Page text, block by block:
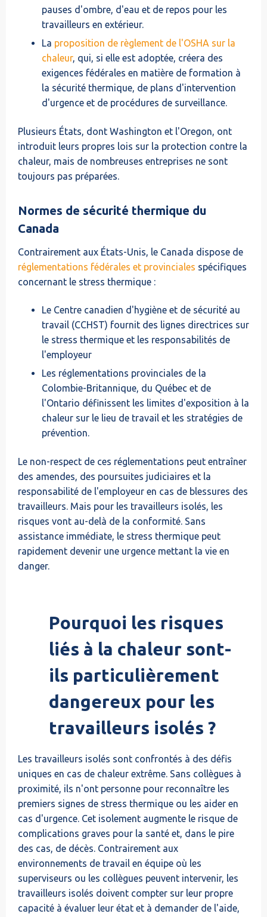
pauses d'ombre, d'eau et de repos pour les
travailleurs en extérieur.
La proposition de règlement de l'OSHA sur la
chaleur, qui, si elle est adoptée, créera des
exigences fédérales en matière de formation à
la sécurité thermique, de plans d'intervention
d'urgence et de procédures de surveillance.
Plusieurs États, dont Washington et l'Oregon, ont
introduit leurs propres lois sur la protection contre la
chaleur, mais de nombreuses entreprises ne sont
toujours pas préparées.
Normes de sécurité thermique du
Canada
Contrairement aux États-Unis, le Canada dispose de
réglementations fédérales et provinciales spécifiques
concernant le stress thermique :
Le Centre canadien d'hygiène et de sécurité au
travail (CCHST) fournit des lignes directrices sur
le stress thermique et les responsabilités de
l'employeur
Les réglementations provinciales de la
Colombie-Britannique, du Québec et de
l'Ontario définissent les limites d'exposition à la
chaleur sur le lieu de travail et les stratégies de
prévention.
Le non-respect de ces réglementations peut entraîner
des amendes, des poursuites judiciaires et la
responsabilité de l'employeur en cas de blessures des
travailleurs. Mais pour les travailleurs isolés, les
risques vont au-delà de la conformité. Sans
assistance immédiate, le stress thermique peut
rapidement devenir une urgence mettant la vie en
danger.
Pourquoi les risques
liés à la chaleur sont-
ils particulièrement
dangereux pour les
travailleurs isolés ?
Les travailleurs isolés sont confrontés à des défis
uniques en cas de chaleur extrême. Sans collègues à
proximité, ils n'ont personne pour reconnaître les
premiers signes de stress thermique ou les aider en
cas d'urgence. Cet isolement augmente le risque de
complications graves pour la santé et, dans le pire
des cas, de décès. Contrairement aux
environnements de travail en équipe où les
superviseurs ou les collègues peuvent intervenir, les
travailleurs isolés doivent compter sur leur propre
capacité à évaluer leur état et à demander de l'aide,